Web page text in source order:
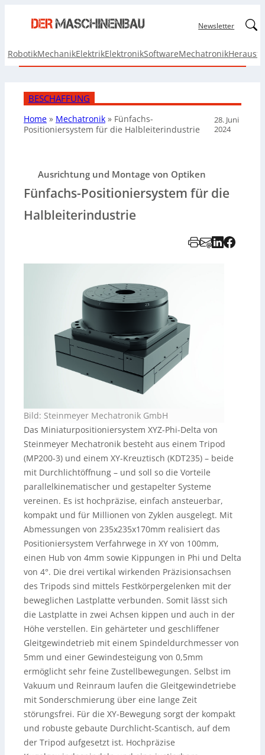
Newsletter
RobotikMechanikElektrikElektronikSoftwareMechatronik
BESCHAFFUNG
Home » Mechatronik » Fünfachs-
Positioniersystem für die Halbleiterindustrie
28. Juni
2024
Ausrichtung und Montage von Optiken
Fünfachs-Positioniersystem für die
Halbleiterindustrie
Bild: Steinmeyer Mechatronik GmbH
Das Miniaturpositioniersystem XYZ-Phi-Delta von
Steinmeyer Mechatronik besteht aus einem Tripod
(MP200-3) und einem XY-Kreuztisch (KDT235) – beide
mit Durchlichtöffnung – und soll so die Vorteile
parallelkinematischer und gestapelter Systeme
vereinen. Es ist hochpräzise, einfach ansteuerbar,
kompakt und für Millionen von Zyklen ausgelegt. Mit
Abmessungen von 235x235x170mm realisiert das
Positioniersystem Verfahrwege in XY von 100mm,
einen Hub von 4mm sowie Kippungen in Phi und Delta
von 4°. Die drei vertikal wirkenden Präzisionsachsen
des Tripods sind mittels Festkörpergelenken mit der
beweglichen Lastplatte verbunden. Somit lässt sich
die Lastplatte in zwei Achsen kippen und auch in der
Höhe verstellen. Ein gehärteter und geschliffener
Gleitgewindetrieb mit einem Spindeldurchmesser von
5mm und einer Gewindesteigung von 0,5mm
ermöglicht sehr feine Zustellbewegungen. Selbst im
Vakuum und Reinraum laufen die Gleitgewindetriebe
mit Sonderschmierung über eine lange Zeit
störungsfrei. Für die XY-Bewegung sorgt der kompakt
und robuste gebaute Durchlicht-Scantisch, auf dem
der Tripod aufgesetzt ist. Hochpräzise